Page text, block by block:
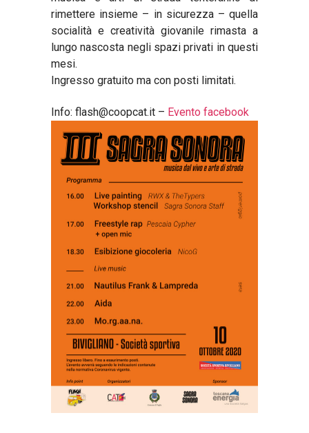
rimettere insieme – in sicurezza – quella
socialità e creatività giovanile rimasta a
lungo nascosta negli spazi privati in questi
mesi.
Ingresso gratuito ma con posti limitati.
Info: flash@coopcat.it – Evento facebook